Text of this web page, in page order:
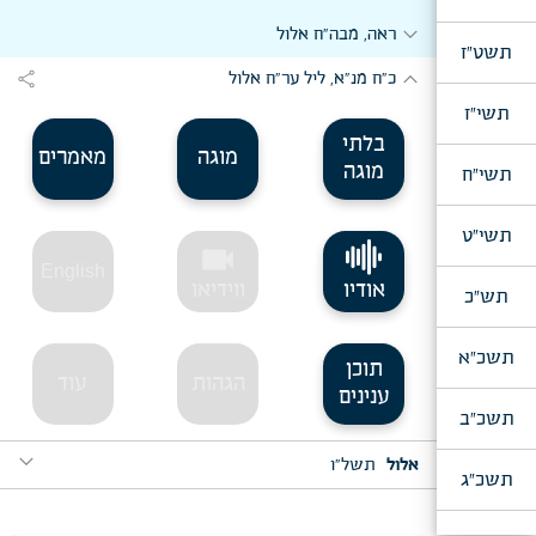
תשט"ז
תשי"ז
תשי"ח
תשי"ט
תש"כ
תשכ"א
תשכ"ב
תשכ"ג
expand_moreליל ער"ח מנ"אexpand_moreראה, מבה"ח אלול
expand_moreכ"ח מנ"א, ליל ער"ח אלול share
בלתי
מוגה
מוגה מאמרים
אודיו
תוכן
ענינים
אלול תשל"ו
expand_more